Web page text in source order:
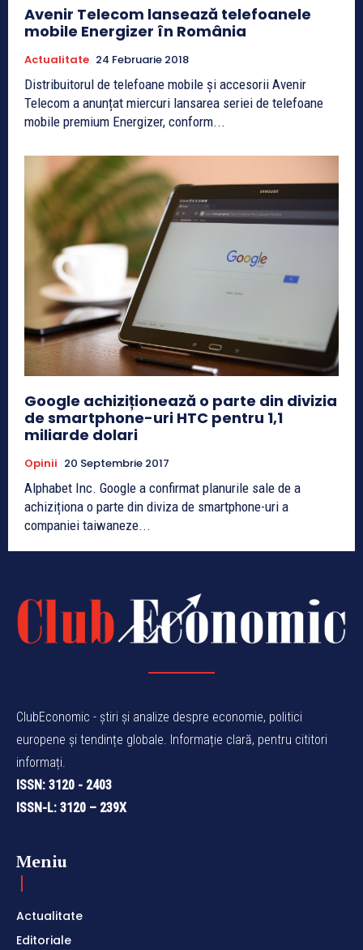
Avenir Telecom lansează telefoanele
mobile Energizer în România
Actualitate 24 Februarie 2018
Distribuitorul de telefoane mobile și accesorii Avenir
Telecom a anunțat miercuri lansarea seriei de telefoane
mobile premium Energizer, conform...
Google achiziționează o parte din divizia
de smartphone-uri HTC pentru 1,1
miliarde dolari
Opinii 20 Septembrie 2017
Alphabet Inc. Google a confirmat planurile sale de a
achiziționa o parte din diviza de smartphone-uri a
companiei taiwaneze...
ClubEconomic - știri și analize despre economie, politici
europene și tendințe globale. Informație clară, pentru cititori
informați.
ISSN: 3120 - 2403
ISSN-L: 3120 – 239X
Meniu
Actualitate
Editoriale